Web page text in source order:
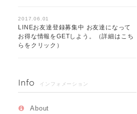
2017.06.01
LINEお友達登録募集中 お友達になって
お得な情報をGETしよう。（詳細はこち
らをクリック）
Info インフォメーション
About